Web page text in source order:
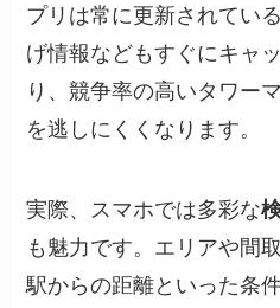
プリは常に更新されてい
げ情報などもすぐにキャ
り、競争率の高いタワー
を逃しにくくなります。
実際、スマホでは多彩な
も魅力です。エリアや間
駅からの距離といった条